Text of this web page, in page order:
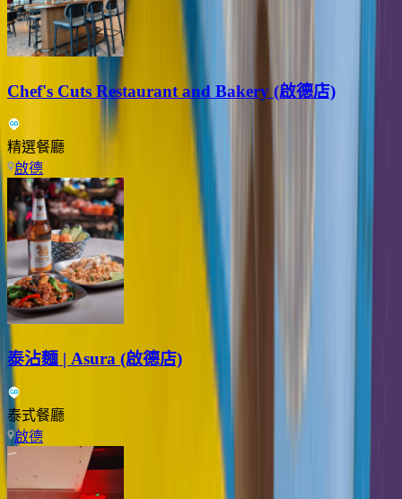
Chef's Cuts Restaurant and Bakery (啟德店)
精選餐廳
啟德
泰沾麵 | Asura (啟德店)
泰式餐廳
啟德